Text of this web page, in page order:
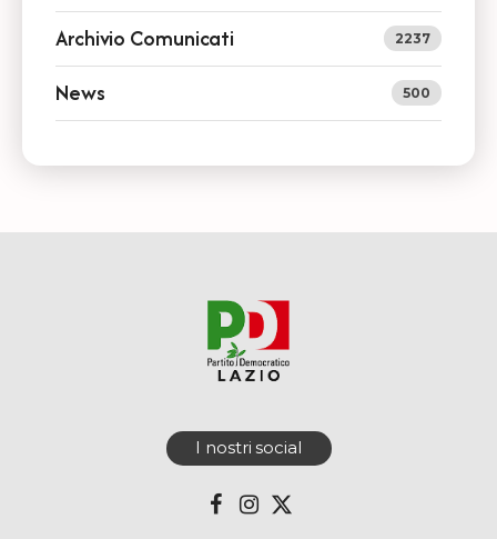
Archivio Comunicati 2237
News 500
I nostri social